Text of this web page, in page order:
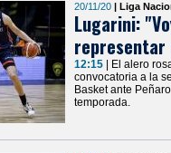
20/11/20 | Liga
Lugarini:
representar
12:15
| El alero
convocatoria a la
Basket ante
temporada.